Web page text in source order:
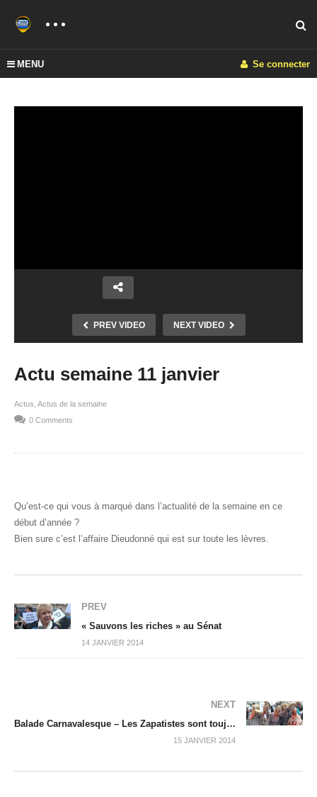
MENU Se connecter
PREV VIDEO NEXT VIDEO
Actu semaine 11 janvier
Actus Actus de la semaine
0 Comments
Qu’est-ce qui vous à marqué dans l’actualité de la semaine en ce
début d’année ?
Bien sure c’est l’affaire Dieudonné qui est sur toute les lèvres.
PREV
« Sauvons les riches » au Sénat
14 JANVIER 2014
NEXT
Balade Carnavalesque – Les Zapatistes sont toujours là !
15 JANVIER 2014